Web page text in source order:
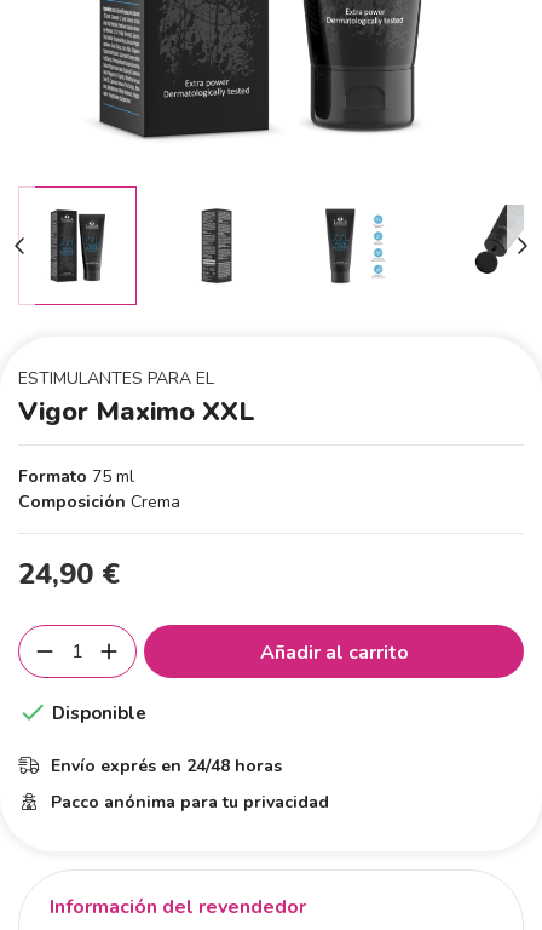
ESTIMULANTES PARA EL
Vigor Maximo XXL
Formato 75 ml
Composición Crema
24,90 €
Añadir al carrito
 Disponible
Envío exprés en 24/48 horas
Pacco anónima para tu privacidad
Información del revendedor